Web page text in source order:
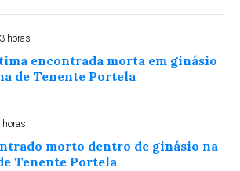
horas
encontrada morta em ginásio
de Tenente Portela
horas
morto dentro de ginásio na
Tenente Portela